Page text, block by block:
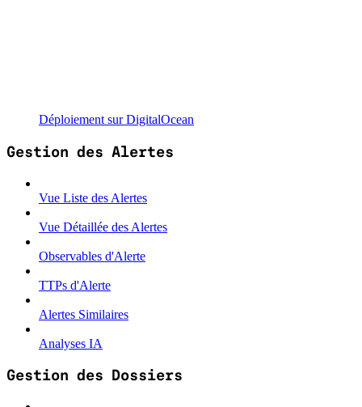
Déploiement sur DigitalOcean
Gestion des Alertes
Vue Liste des Alertes
Vue Détaillée des Alertes
Observables d'Alerte
TTPs d'Alerte
Alertes Similaires
Analyses IA
Gestion des Dossiers